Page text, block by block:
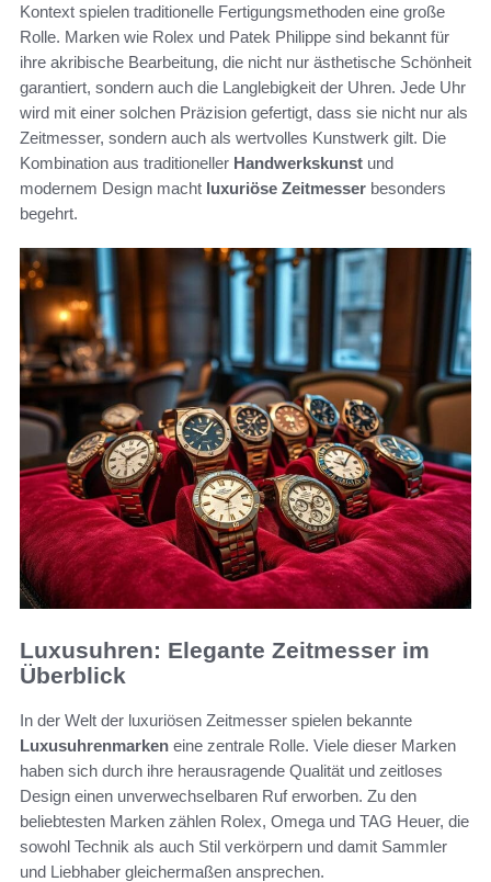
Kontext spielen traditionelle Fertigungsmethoden eine große
Rolle. Marken wie Rolex und Patek Philippe sind bekannt für
ihre akribische Bearbeitung, die nicht nur ästhetische Schönheit
garantiert, sondern auch die Langlebigkeit der Uhren. Jede Uhr
wird mit einer solchen Präzision gefertigt, dass sie nicht nur als
Zeitmesser, sondern auch als wertvolles Kunstwerk gilt. Die
Kombination aus traditioneller Handwerkskunst und
modernem Design macht luxuriöse Zeitmesser besonders
begehrt.
Luxusuhren: Elegante Zeitmesser im
Überblick
In der Welt der luxuriösen Zeitmesser spielen bekannte
Luxusuhrenmarken eine zentrale Rolle. Viele dieser Marken
haben sich durch ihre herausragende Qualität und zeitloses
Design einen unverwechselbaren Ruf erworben. Zu den
beliebtesten Marken zählen Rolex, Omega und TAG Heuer, die
sowohl Technik als auch Stil verkörpern und damit Sammler
und Liebhaber gleichermaßen ansprechen.